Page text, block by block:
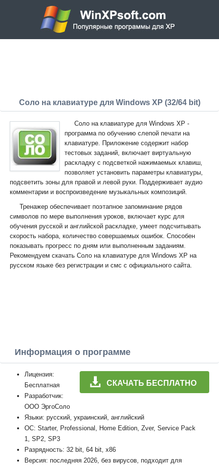
Соло на клавиатуре для Windows XP (32/64 bit)
Соло на клавиатуре для Windows XP -
программа по обучению слепой печати на
клавиатуре. Приложение содержит набор
тестовых заданий, включает виртуальную
раскладку с подсветкой нажимаемых клавиш,
позволяет установить параметры клавиатуры,
подсветить зоны для правой и левой руки. Поддерживает аудио
комментарии и воспроизведение музыкальных композиций.
Тренажер обеспечивает поэтапное запоминание рядов
символов по мере выполнения уроков, включает курс для
обучения русской и английской раскладке, умеет подсчитывать
скорость набора, количество совершаемых ошибок. Способен
показывать прогресс по дням или выполненным заданиям.
Рекомендуем скачать Соло на клавиатуре для Windows XP на
русском языке без регистрации и смс с официального сайта.
Информация о программе
СКАЧАТЬ БЕСПЛАТНО
Лицензия:
Бесплатная
Разработчик:
ООО ЭргоСоло
Языки: русский, украинский, английский
ОС: Starter, Professional, Home Edition, Zver, Service Pack
1, SP2, SP3
Разрядность: 32 bit, 64 bit, x86
Версия: последняя 2026, без вирусов, подходит для